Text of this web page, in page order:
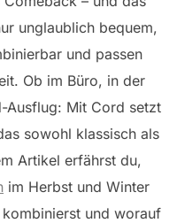
unglaublich bequem,
und passen
Ob im Büro, in der
Ausflug: Mit Cord setzt
sowohl klassisch als
Artikel erfährst du,
im Herbst und Winter
und worauf